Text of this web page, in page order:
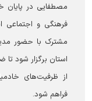
مصطفایی در پایان
فرهنگی و اجتماعی
استان برگزار شود تا
از ظرفیت‌های
فراهم شود.